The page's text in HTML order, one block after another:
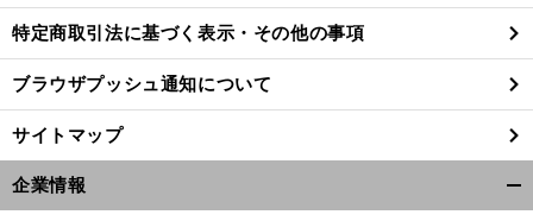
特定商取引法に基づく表示・その他の事項
ブラウザプッシュ通知について
サイトマップ
企業情報